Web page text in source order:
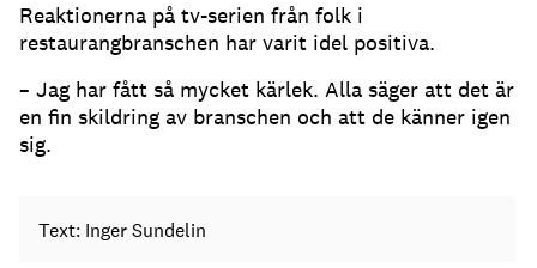
Reaktionerna på tv-serien från folk i
restaurangbranschen har varit idel positiva.
– Jag har fått så mycket kärlek. Alla säger att det är
en fin skildring av branschen och att de känner igen
sig.
Text: Inger Sundelin